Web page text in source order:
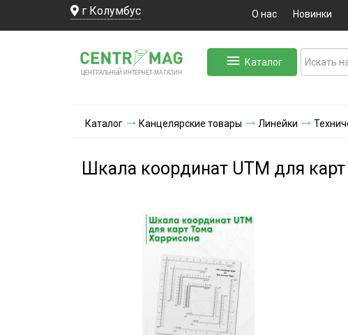
г Колумбус О нас Новинки
ЦЕНТРАЛЬНЫЙ ИНТЕРНЕТ-МА ГАЗИН
Каталог
Каталог Канцелярские товары Линейки
Шкала координат UTM для